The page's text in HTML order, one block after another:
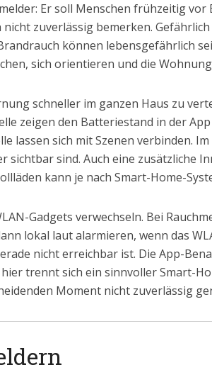
Er soll Menschen frühzeitig vor
zuverlässig bemerken.
können lebensgefährlich
sich orientieren und die
schneller im ganzen Haus zu
zeigen den Batteriestand in der
lassen sich mit Szenen verbinden.
sichtbar sind. Auch eine zusätzliche
kann je nach Smart-Home-
Gadgets verwechseln. Bei
lokal laut alarmieren, wenn das
nicht erreichbar ist. Die App-
trennt sich ein sinnvoller Smart-
Moment nicht zuverlässig